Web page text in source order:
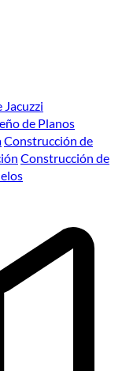
de Planos
Construcción de
Construcción de